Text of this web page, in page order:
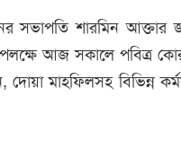
সভাপতি শারমিন আক্তার
আজ সকালে পবিত্র
দোয়া মাহফিলসহ বিভিন্ন